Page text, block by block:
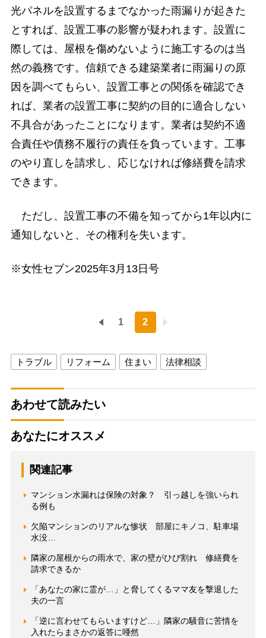
光パネルを設置するまでなかった雨漏りが起きた
とすれば、設置工事の影響が疑われます。設置に
際しては、屋根を傷めないように施工するのは当
然の義務です。信頼できる建築業者に雨漏りの原
因を調べてもらい、設置工事との関係を確認でき
れば、業者の設置工事に契約の目的に適合しない
不具合があったことになります。業者は契約不適
合責任や債務不履行の責任を負っています。工事
のやり直しを請求し、応じなければ修繕費を請求
できます。
ただし、設置工事の不備を知ってから1年以内に
通知しないと、その権利を失います。
※女性セブン2025年3月13日号
1 2
トラブル リフォーム 住まい 法律相談
あわせて読みたい
あなたにオススメ
関連記事
マンション水漏れは保険の対象？ 引っ越しを強いられ
る例も
欠陥マンションのリアルな惨状 部屋にキノコ、駐車場
水没…
隣家の屋根からの雨水で、家の壁がひび割れ 修繕費を
請求できるか
「あなたの家に霊が…」と脅してくるママ友を撃退した
夫の一言
「逆に言わせてもらいますけど…」隣家の騒音に苦情を
入れたらまさかの返答に唖然